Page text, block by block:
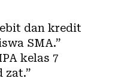
dan kredit
SMA.”
kelas 7
zat.”